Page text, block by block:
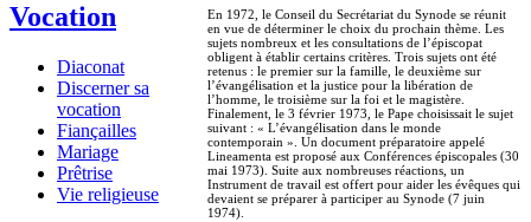
Vocation
Diaconat
Discerner sa
vocation
Fiançailles
Mariage
Prêtrise
Vie religieuse
En 1972, le Conseil du Secrétariat du Synode se réunit
en vue de déterminer le choix du prochain thème. Les
sujets nombreux et les consultations de l’épiscopat
obligent à établir certains critères. Trois sujets ont été
retenus : le premier sur la famille, le deuxième sur
l’évangélisation et la justice pour la libération de
l’homme, le troisième sur la foi et le magistère.
Finalement, le 3 février 1973, le Pape choisissait le sujet
suivant : « L’évangélisation dans le monde
contemporain ». Un document préparatoire appelé
Lineamenta est proposé aux Conférences épiscopales (30
mai 1973). Suite aux nombreuses réactions, un
Instrument de travail est offert pour aider les évêques qui
devaient se préparer à participer au Synode (7 juin
1974).